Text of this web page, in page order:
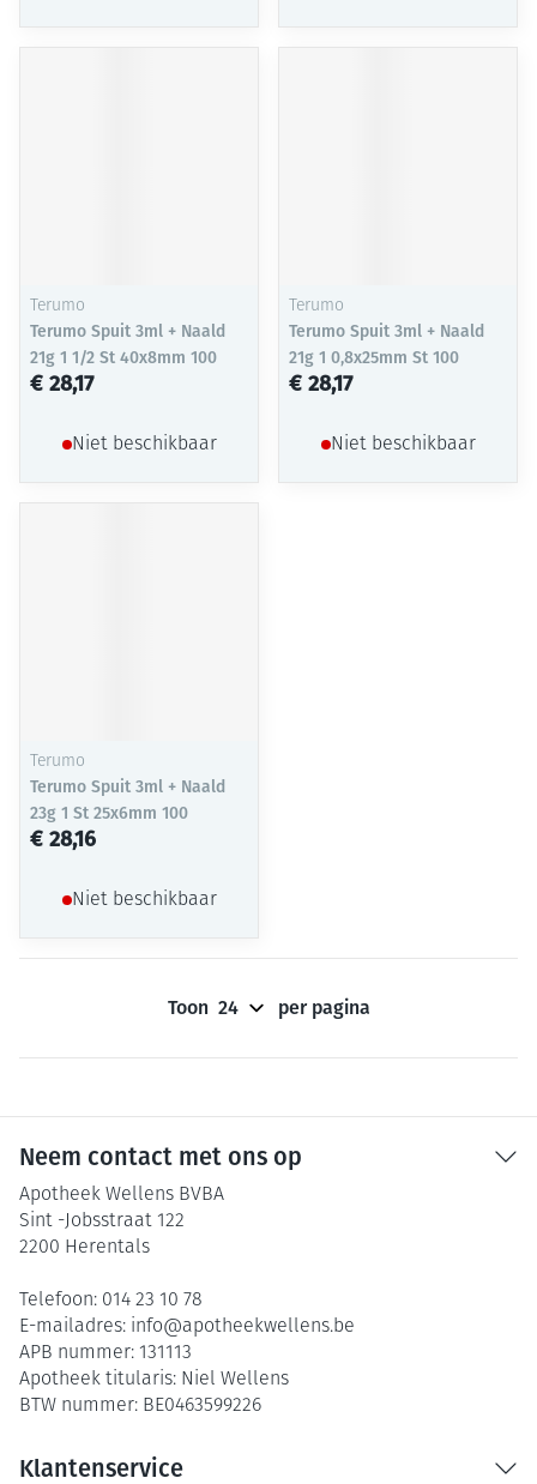
Terumo
Terumo Spuit 3ml + Naald
21g 1 1/2 St 40x8mm 100
€ 28,17
Niet beschikbaar
Terumo
Terumo Spuit 3ml + Naald
21g 1 0,8x25mm St 100
€ 28,17
Niet beschikbaar
Terumo
Terumo Spuit 3ml + Naald
23g 1 St 25x6mm 100
€ 28,16
Niet beschikbaar
Toon per pagina
Neem contact met ons op
Apotheek Wellens BVBA
Sint -Jobsstraat 122
2200 Herentals
Telefoon: 014 23 10 78
E-mailadres: info@apotheekwellens.be
APB nummer: 131113
Apotheek titularis: Niel Wellens
BTW nummer: BE0463599226
Klantenservice